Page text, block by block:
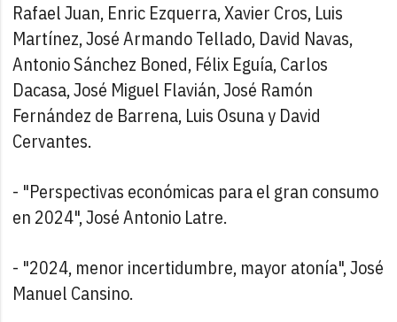
Rafael Juan, Enric Ezquerra, Xavier Cros, Luis
Martínez, José Armando Tellado, David Navas,
Antonio Sánchez Boned, Félix Eguía, Carlos
Dacasa, José Miguel Flavián, José Ramón
Fernández de Barrena, Luis Osuna y David
Cervantes.
- "Perspectivas económicas para el gran consumo
en 2024", José Antonio Latre.
- "2024, menor incertidumbre, mayor atonía", José
Manuel Cansino.